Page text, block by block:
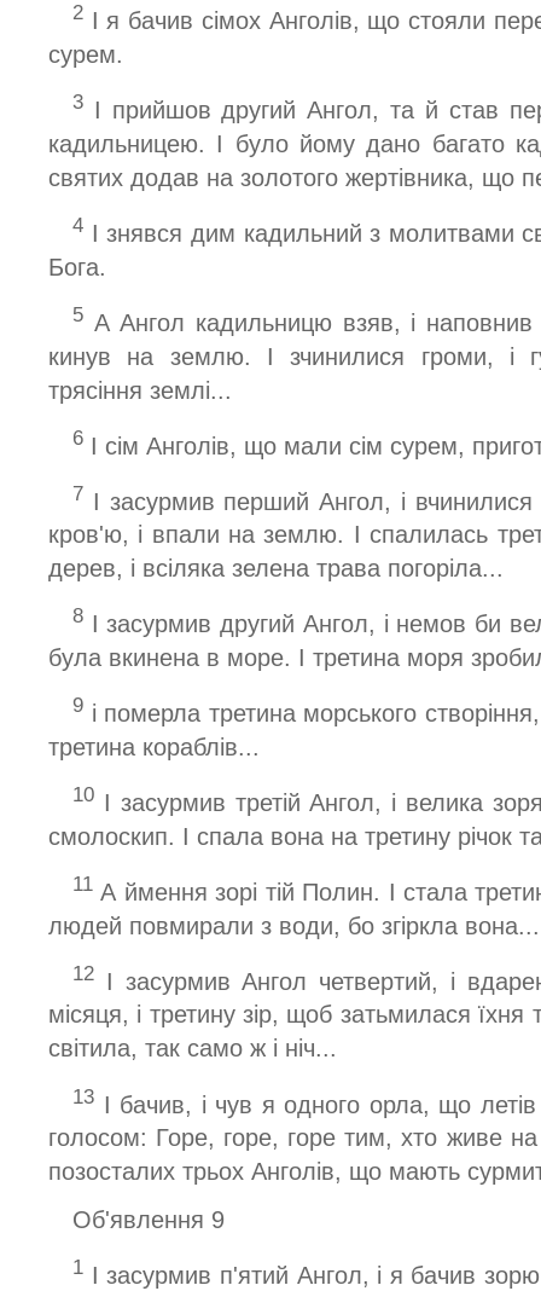
2 І я бачив сімох Анголів, що стояли
сурем.
3 І прийшов другий Ангол, та й став
кадильницею. І було йому дано багато
святих додав на золотого жертівника, що
4 І знявся дим кадильний з молитвами
Бога.
5 А Ангол кадильницю взяв, і наповнив
кинув на землю. І зчинилися громи, і
трясіння землі...
6 І сім Анголів, що мали сім сурем,
7 І засурмив перший Ангол, і вчинилися
кров'ю, і впали на землю. І спалилась
дерев, і всіляка зелена трава погоріла...
8 І засурмив другий Ангол, і немов би
була вкинена в море. І третина моря
9 і померла третина морського
третина кораблів...
10 І засурмив третій Ангол, і велика
смолоскип. І спала вона на третину річок
11 А ймення зорі тій Полин. І стала
людей повмирали з води, бо згіркла вона...
12 І засурмив Ангол четвертий, і
місяця, і третину зір, щоб затьмилася
світила, так само ж і ніч...
13 І бачив, і чув я одного орла, що
голосом: Горе, горе, горе тим, хто живе на
позосталих трьох Анголів, що мають
Об'явлення 9
1 І засурмив п'ятий Ангол, і я бачив